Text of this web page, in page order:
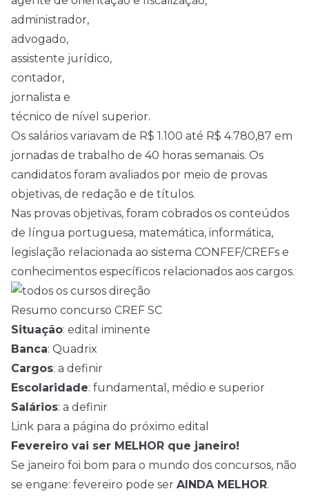
administrador,
advogado,
assistente jurídico,
contador,
jornalista e
técnico de nível superior.
Os salários variavam de R$ 1.100 até R$ 4.780,87 em
jornadas de trabalho de 40 horas semanais. Os
candidatos foram avaliados por meio de provas
objetivas, de redação e de títulos.
Nas provas objetivas, foram cobrados os conteúdos
de língua portuguesa, matemática, informática,
legislação relacionada ao sistema CONFEF/CREFs e
conhecimentos específicos relacionados aos cargos.
Resumo concurso CREF SC
Situação: edital iminente
Banca: Quadrix
Cargos: a definir
Escolaridade: fundamental, médio e superior
Salários: a definir
Link para a página do próximo edital
Fevereiro vai ser MELHOR que janeiro!
Se janeiro foi bom para o mundo dos concursos, não
se engane: fevereiro pode ser AINDA MELHOR.